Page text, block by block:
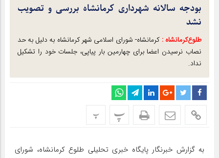
بودجه سالانه شهرداری کرمانشاه بررسی و تصویب
نشد
طلوع‌‌کرمانشاه : کرمانشاه- شورای اسلامی شهر کرمانشاه به دلیل به حد
نصاب نرسیدن اعضا برای چهارمین بار پیاپی، جلسات خود را تشکیل
نداد.
پ پ
به گزارش خبرنگار پایگاه خبری تحلیلی طلوع کرمانشاه، شورای